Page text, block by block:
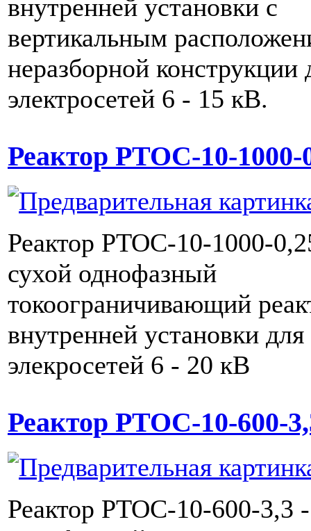
внутренней установки с
вертикальным
неразборной конструкции
электросетей 6 - 15 кВ.
Реактор РТОС-10-1000-
Реактор РТОС-10-1000-
сухой однофазный
токоограничивающий
внутренней установки для
элекросетей 6 - 20 кВ
Реактор РТОС-10-600-
Реактор РТОС-10-600-3,3